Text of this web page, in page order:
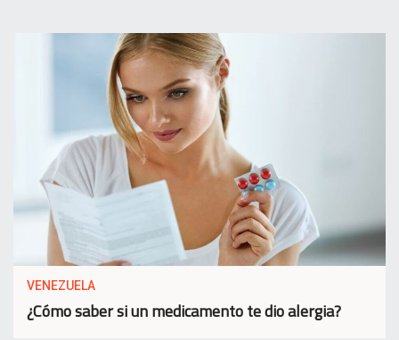
VENEZUELA
¿Cómo saber si un medicamento te dio alergia?